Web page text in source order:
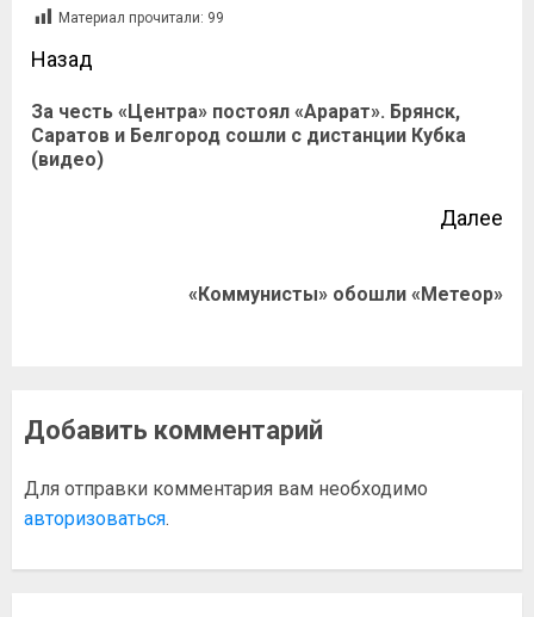
Материал прочитали: 99
Назад
За честь «Центра» постоял «Арарат». Брянск,
Саратов и Белгород сошли с дистанции Кубка
(видео)
Далее
«Коммунисты» обошли «Метеор»
Добавить комментарий
Для отправки комментария вам необходимо
авторизоваться.